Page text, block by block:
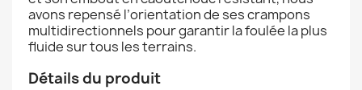
avons repensé l’orientation de ses crampons
multidirectionnels pour garantir la foulée la plus
fluide sur tous les terrains.
Détails du produit